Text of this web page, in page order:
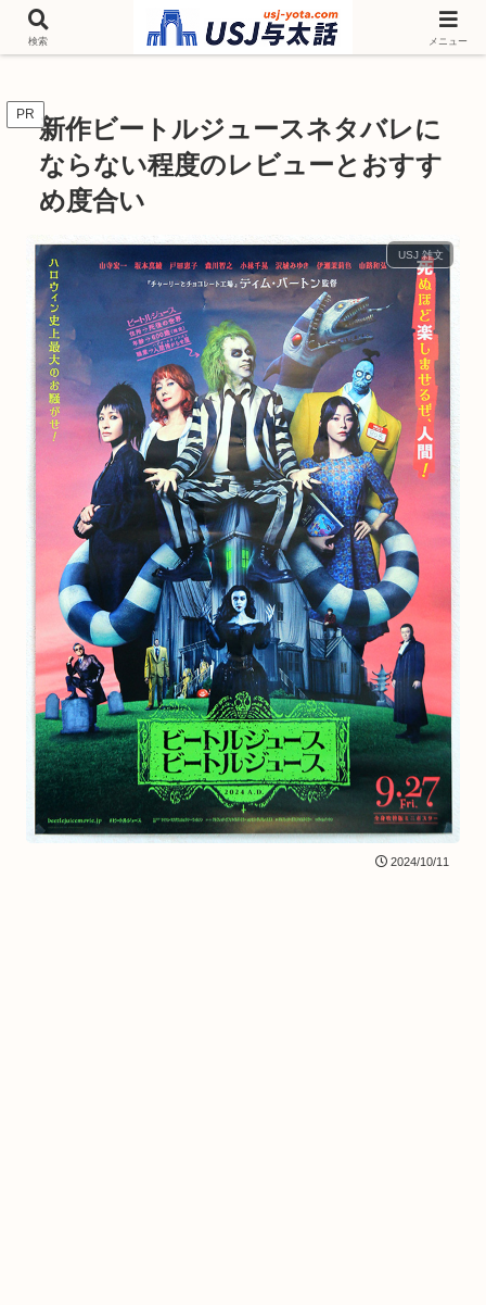
チケットやシーズンイベント ニンテンドーワールド アトラクションなどユニ
バを歩いて情報収集しています
PR 新作ビートルジュースネタバレに
ならない程度のレビューとおすす
め度合い
USJ 雑文
2024/10/11
検索 メニュー